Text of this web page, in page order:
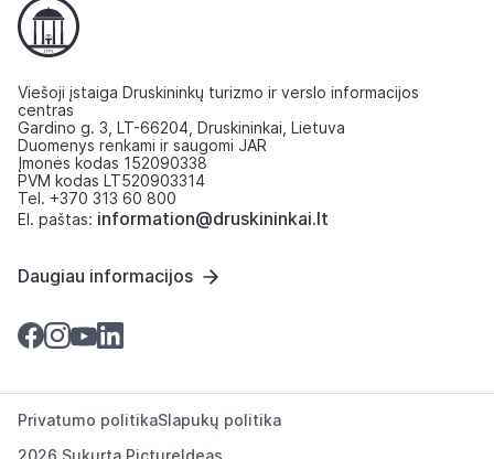
Viešoji įstaiga Druskininkų turizmo ir verslo informacijos
centras
Gardino g. 3, LT-66204, Druskininkai, Lietuva
Duomenys renkami ir saugomi JAR
Įmonės kodas 152090338
PVM kodas LT520903314
Tel. +370 313 60 800
El. paštas: information@druskininkai.lt
Daugiau informacijos
2026 Sukurta PictureIdeas
Privatumo politikaSlapukų politika